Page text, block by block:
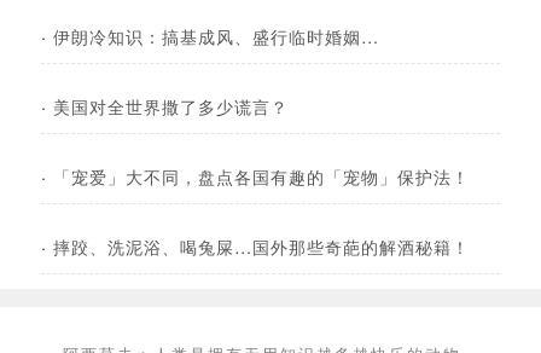
· 伊朗冷知识：搞基成风、盛行临时婚姻…
· 美国对全世界撒了多少谎言？
· 「宠爱」大不同，盘点各国有趣的「宠物」保护法！
· 摔跤、洗泥浴、喝兔屎…国外那些奇葩的解酒秘籍！